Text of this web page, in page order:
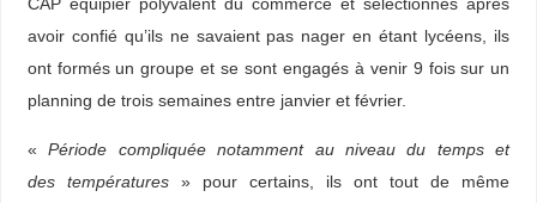
avoir confié qu’ils ne savaient pas nager en étant lycéens, ils
ont formés un groupe et se sont engagés à venir 9 fois sur un
planning de trois semaines entre janvier et février.
« Période compliquée notamment au niveau du temps et
destempératures» pour certains, ils ont tout de même